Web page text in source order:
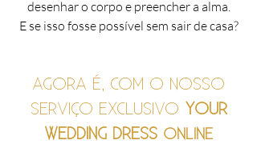
desenhar o corpo e preencher a alma.
E se isso fosse possível sem sair de casa?
AGORA É, COM O NOSSO
SERVIÇO EXCLUSIVO YOUR
WEDDING DRESS ONLINE